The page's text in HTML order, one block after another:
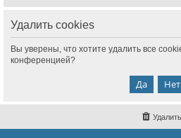
Удалить cookies
Вы уверены, что хотите удалить все
конференцией?